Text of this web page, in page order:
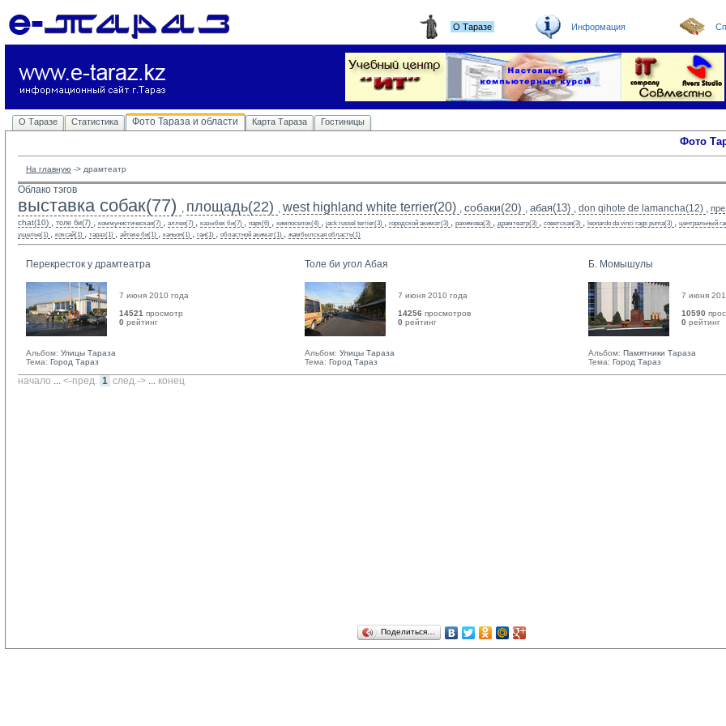
О Таразе Информация
О Таразе Статистика Фото Тараза и области Карта Тараза Гостиницы
Фото
На главную -> драмтеатр
Облако тэгов
выставка собак(77) , площадь(22) , west highland white terrier(20) , собаки(20) , абая(13) , don qihote de lamancha(12) ,
chat(10) , толе би(7) , коммунистическая(7) , аллея(7) , казыбек би(7) , парк(6) , химпоселок(4) , jack russel terrier(3) , городской акимат(3) , рахимова(3) , драмтеатр(3) , советская(3) , leonardo da vinci rags puma(3) , центральный
ущелье(1) , коксай(1) , тараз(1) , айтеке би(1) , каньон(1) , гаи(1) , областной акимат(1) , жамбылская область(1)
Перекресток у драмтеатра
7 июня 2010 года
14521 просмотр
0 рейтинг
Альбом: Улицы Тараза
Тема: Город Тараз
Толе би угол Абая
7 июня 2010 года
14256 просмотров
0 рейтинг
Альбом: Улицы Тараза
Тема: Город Тараз
Б. Момышулы
7 июня
10590
0 рейтинг
Альбом: Памятники Тараза
Тема: Город Тараз
начало ... <-пред. 1 след.-> ... конец
Поделиться…